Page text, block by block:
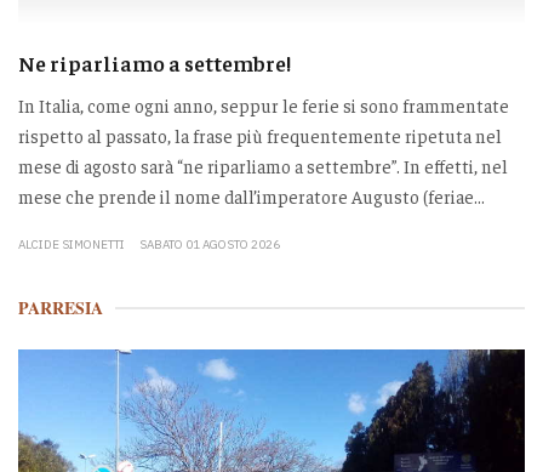
Ne riparliamo a settembre!
In Italia, come ogni anno, seppur le ferie si sono frammentate
rispetto al passato, la frase più frequentemente ripetuta nel
mese di agosto sarà “ne riparliamo a settembre”. In effetti, nel
mese che prende il nome dall’imperatore Augusto (feriae...
ALCIDE SIMONETTI SABATO 01 AGOSTO 2026
PARRESIA